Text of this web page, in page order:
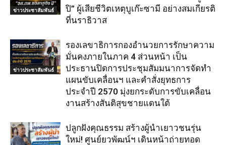
ข่าวประชาสัมพันธ์
ปิ” ผู้เสียชีวิตเหตุบูเก๊ะซามี อย่างสมเกียรติ
ที่นราธิวาส
ข่าวประชาสัมพันธ์
รองเลขาธิการกองอำนวยการรักษาความ
มั่นคงภายในภาค 4 ส่วนหน้า เป็น
ประธานปิดการประชุมสัมมนาการจัดทำ
แผนขับเคลื่อนฯ และคำสั่งยุทธการ
ประจำปี 2570 มุ่งยกระดับการขับเคลื่อน
งานสร้างสันติสุขชายแดนใต้
ปลูกฝังคุณธรรม สร้างผู้นำเยาวชนรุ่น
ใหม่! ศูนย์ยวพัฒน์ฯ เดินหน้าถ่ายทอด